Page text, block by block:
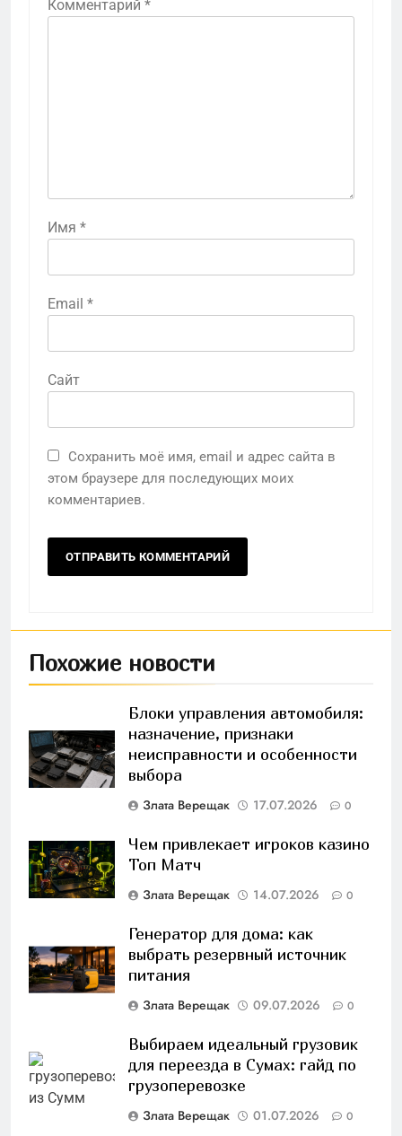
Комментарий *
Имя *
Email *
Сайт
Сохранить моё имя, email и адрес сайта в
этом браузере для последующих моих
комментариев.
Похожие новости
Блоки управления автомобиля:
назначение, признаки
неисправности и особенности
выбора
Злата Верещак 17.07.2026 0
Чем привлекает игроков казино
Топ Матч
Злата Верещак 14.07.2026 0
Генератор для дома: как
выбрать резервный источник
питания
Злата Верещак 09.07.2026 0
Выбираем идеальный грузовик
для переезда в Сумах: гайд по
грузоперевозке
Злата Верещак 01.07.2026 0